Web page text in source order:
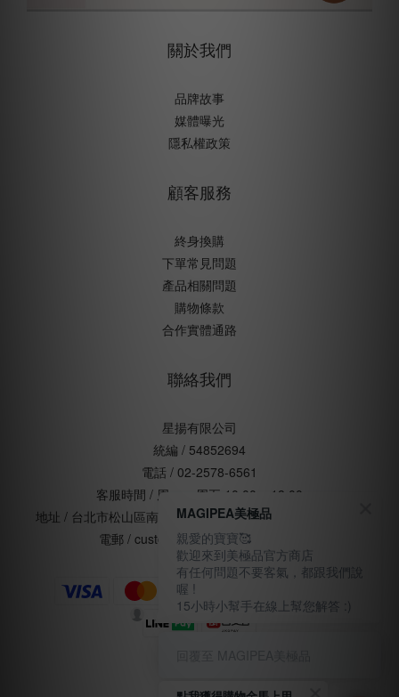
關於我們
品牌故事
媒體曝光
隱私權政策
顧客服務
終身換購
下單常見問題
產品相關問題
購物條款
合作實體通路
聯絡我們
星揚有限公司
統編 / 54852694
電話 / 02-2578-6561
客服時間 / 周一 ~ 周五 10:00 ~ 18:00
地址 / 台北市松山區南京東路五段168號五樓(辦公室非門市)
電郵 / customercare@magipea.com
MAGIPEA美極品
親愛的寶寶🥰
歡迎來到美極品官方商店
有任何問題不要客氣，都跟我們說
喔 !
15小時小幫手在線上幫您解答 :)